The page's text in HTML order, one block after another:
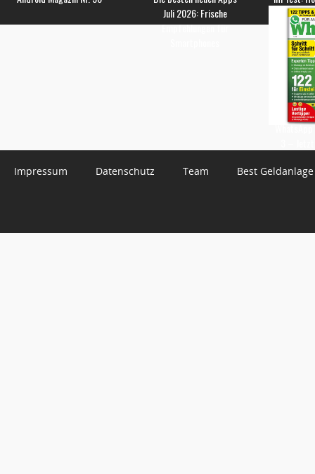
Juli 2026: Frische
Empfehlungen für
Impressum Datenschutz Team Best Geldanlage